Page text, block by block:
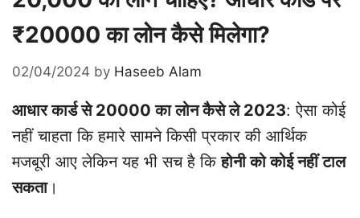
₹20000 का लोन कैसे मिलेगा?
02/04/2024 by Haseeb Alam
आधार कार्ड से 20000 का लोन कैसे ले 2023: ऐसा कोई
नहीं चाहता कि हमारे सामने किसी प्रकार की आर्थिक
मजबूरी आए लेकिन यह भी सच है किहोनी को कोई नहीं टाल
सकता।